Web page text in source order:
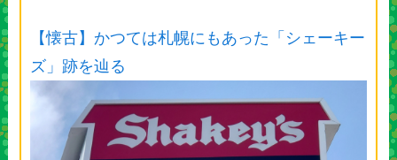
【懐古】かつては札幌にもあった「シェーキー
ズ」跡を辿る